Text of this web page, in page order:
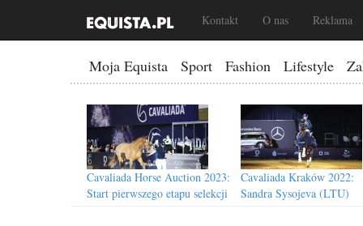
Kontakt O nas Reklama
Moja Equista Sport Fashion Lifestyle
Cavaliada Horse Auction 2023:
Start pierwszego etapu selekcji
Cavaliada Kraków 2022:
Sandra Sysojeva (LTU)